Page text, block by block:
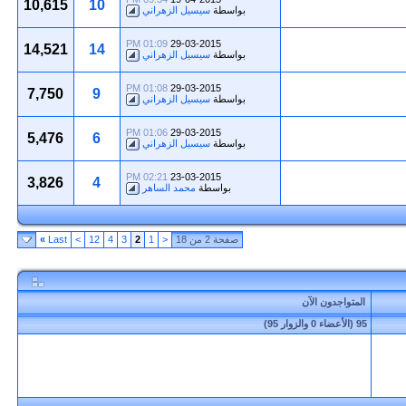
بواسطةسيسيل الزهراني 10
10,615
29-03-2015
01:09 PM
بواسطةسيسيل الزهراني 14
14,521
29-03-2015
01:08 PM
بواسطةسيسيل الزهراني 9
7,750
29-03-2015
01:06 PM
بواسطةسيسيل الزهراني 6
5,476
23-03-2015
02:21 PM
بواسطة محمد الساهر 4
3,826
صفحة 2 من 18 <
1
2
3
4
12
>
Last
»
المتواجدون الآن
95 (الأعضاء 0 والزوار 95)